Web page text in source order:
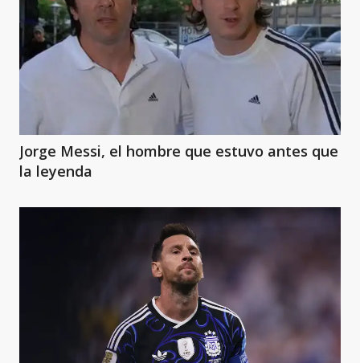
Jorge Messi, el hombre que estuvo antes que
la leyenda